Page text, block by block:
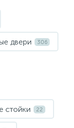
двери 306
стойки 22